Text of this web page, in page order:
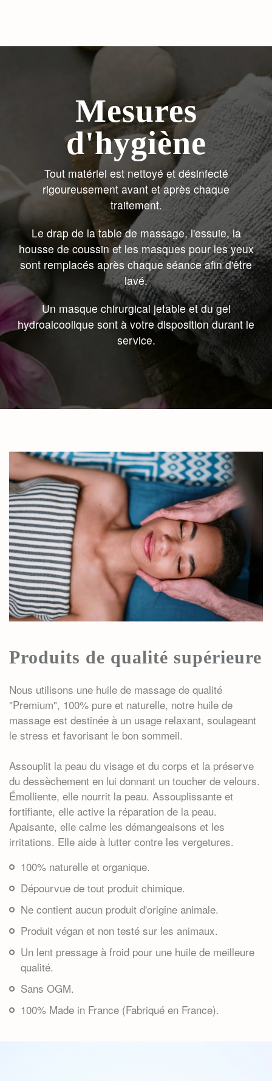
Mesures
d'hygiène
Tout matériel est nettoyé et désinfecté
rigoureusement avant et après chaque
traitement.
Le drap de la table de massage, l'essuie, la
housse de coussin et les masques pour les yeux
sont remplacés après chaque séance afin d'être
lavé.
Un masque chirurgical jetable et du gel
hydroalcoolique sont à votre disposition durant le
service.
Produits de qualité supérieure
Nous utilisons une huile de massage de qualité
"Premium", 100% pure et naturelle, notre huile de
massage est destinée à un usage relaxant, soulageant
le stress et favorisant le bon sommeil.
Assouplit la peau du visage et du corps et la préserve
du dessèchement en lui donnant un toucher de velours.
Émolliente, elle nourrit la peau. Assouplissante et
fortifiante, elle active la réparation de la peau.
Apaisante, elle calme les démangeaisons et les
irritations. Elle aide à lutter contre les vergetures.
100% naturelle et organique.
Dépourvue de tout produit chimique.
Ne contient aucun produit d'origine animale.
Produit végan et non testé sur les animaux.
Un lent pressage à froid pour une huile de meilleure
qualité.
Sans OGM.
100% Made in France (Fabriqué en France).